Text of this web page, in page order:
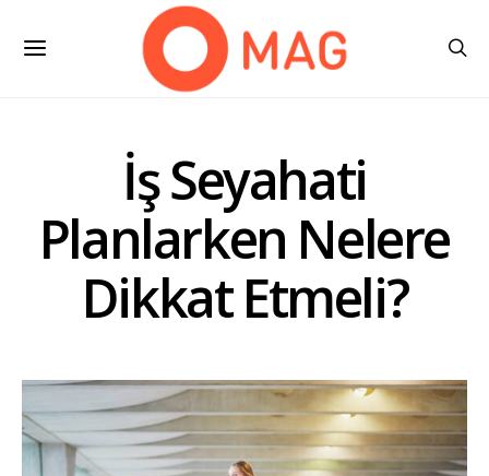
İş Seyahati
Planlarken Nelere
Dikkat Etmeli?